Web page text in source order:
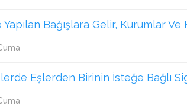
Bağışlara Gelir, Kurumlar
Eşlerden Birinin İsteğe Bağlı